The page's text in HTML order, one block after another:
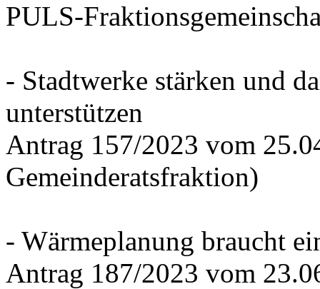
PULS-
- Stadtwerke stärken und
unterstützen
Antrag 157/2023 vom
Gemeinderatsfraktion)
- Wärmeplanung braucht
Antrag 187/2023 vom